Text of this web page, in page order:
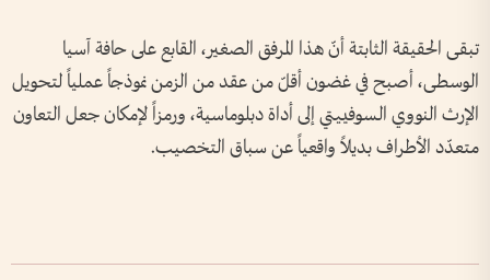
تبقى الحقيقة الثابتة أنّ هذا المرفق الصغير، القابع على حافة آسيا
الوسطى، أصبح في غضون أقلّ من عقد من الزمن نموذجاً عملياً لتحويل
الإرث النووي السوفييتي إلى أداة دبلوماسية، ورمزاً لإمكان جعل التعاون
متعدّد الأطراف بديلاً واقعياً عن سباق التخصيب.